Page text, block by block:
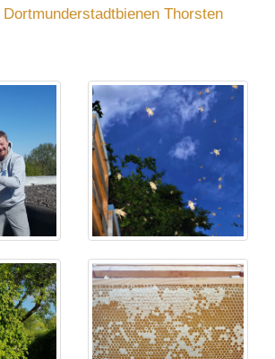
Thorsten